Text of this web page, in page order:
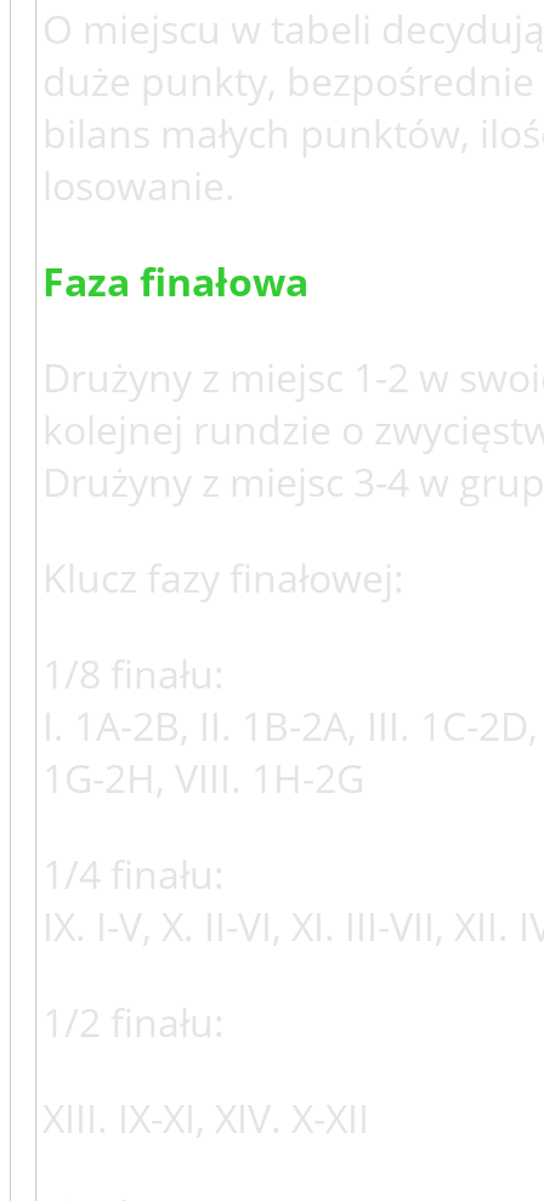
O miejscu w tabeli
duże punkty,
bilans małych punktów,
losowanie.
Faza finałowa
Drużyny z miejsc 1-2 w
kolejnej rundzie o
Drużyny z miejsc 3-4 w
Klucz fazy finałowej:
1/8 finału:
I. 1A-2B, II. 1B-2A, III. 1C-
1G-2H, VIII. 1H-2G
1/4 finału:
IX. I-V, X. II-VI, XI. III-VII, XII.
1/2 finału:
XIII. IX-XI, XIV. X-XII